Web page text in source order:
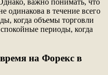
важно понимать, что
одинакова в течение всего
когда объемы торговли
периоды, когда
на Форекс в